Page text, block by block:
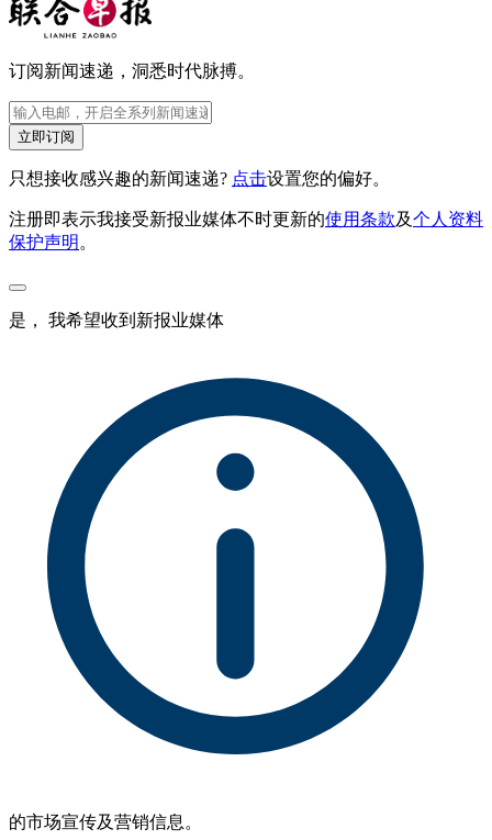
订阅新闻速递，洞悉时代脉搏。
立即订阅
只想接收感兴趣的新闻速递? 点击设置您的偏好。
注册即表示我接受新报业媒体不时更新的使用条款及个人资料
保护声明 。
是， 我希望收到新报业媒体
的市场宣传及营销信息。